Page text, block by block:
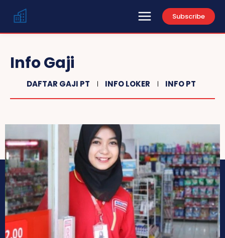
Subscribe
Info Gaji
DAFTAR GAJI PT INFO LOKER INFO PT